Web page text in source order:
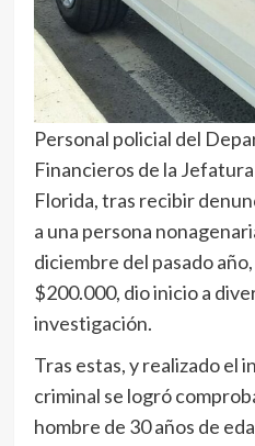
Personal policial del
Financieros de la
Florida, tras recibir
a una persona
diciembre del pasado
$200.000, dio inicio a
investigación.
Tras estas, y realizado el
criminal se logró
hombre de 30 años de